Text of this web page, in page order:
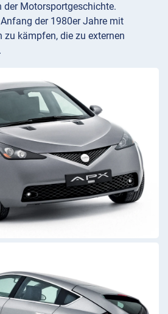
Motorsportgeschichte.
der 1980er Jahre mit
kämpfen, die zu externen